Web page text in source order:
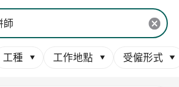
工種 工作地點 受僱形式